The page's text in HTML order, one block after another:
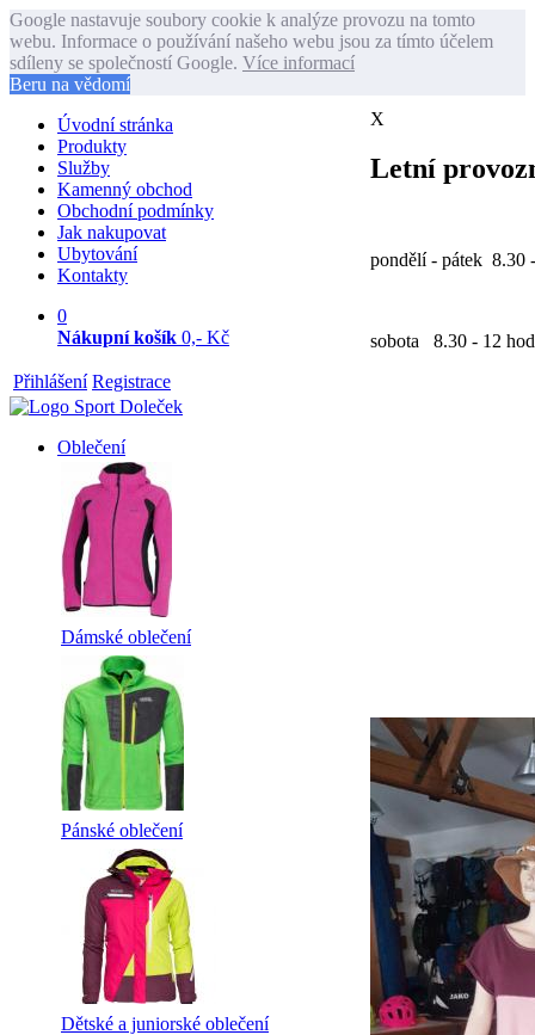
Google nastavuje soubory cookie k analýze provozu na tomto
webu. Informace o používání našeho webu jsou za tímto účelem
sdíleny se společností Google. Více informací
Beru na vědomí
X
Letní
pondělí - pátek 8.30
sobota 8.30 - 12 hod
Úvodní stránka
Produkty
Služby
Kamenný obchod
Obchodní podmínky
Jak nakupovat
Ubytování
Kontakty
0
Nákupní košík 0,- Kč
Přihlášení Registrace
Oblečení
Dámské oblečení
Pánské oblečení
Dětské a juniorské oblečení